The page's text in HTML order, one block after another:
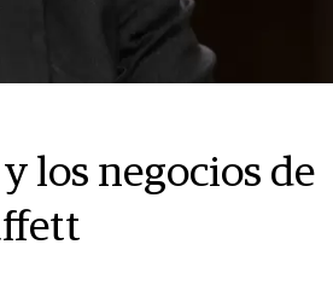
los negocios de